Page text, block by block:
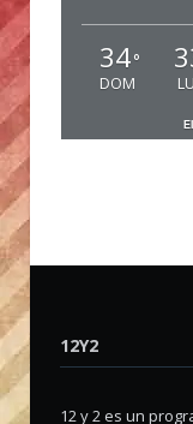
34°
DOM
12Y2
12 y 2 es un